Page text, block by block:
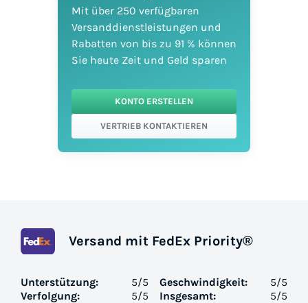
Mit über 250 verfügbaren
Versanddienstleistungen und
Rabatten von bis zu 91 % können
Sie heute Zeit und Geld sparen
KONTO ERSTELLEN
VERTRIEB KONTAKTIEREN
Versand mit FedEx Priority®
Unterstützung: 5/5
Verfolgung:
5/5
Geschwindigkeit: 5/5
Insgesamt:
5/5